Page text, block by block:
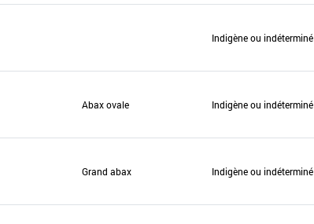
Indigène ou indéterminé
Abax ovale Indigène ou indéterminé
Grand abax Indigène ou indéterminé